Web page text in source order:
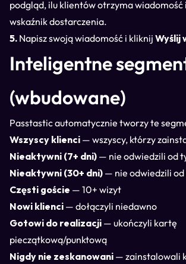
podgląd, ilu klientów otrzyma wiadomość
wskaźnik dostarczenia.
5. Napisz swoją wiadomość i kliknij Wyślij
Inteligentne
(wbudowane)
Passtastic automatycznie tworzy te
Wszyscy klienci — wszyscy, którzy
Nieaktywni (7+ dni) — nie odwiedzili od
Nieaktywni (30+ dni) — nie odwiedzili
Częsti goście — 10+ wizyt
Nowi klienci — dołączyli niedawno
Gotowi do realizacji — ukończyli kartę
pieczątkową/punktową
Nigdy nie zeskanowani — zainstalowali